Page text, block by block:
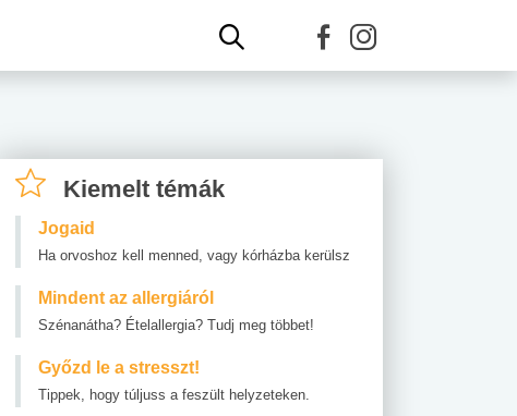
Kiemelt témák
Jogaid
Ha orvoshoz kell menned, vagy kórházba kerülsz
Mindent az allergiáról
Szénanátha? Ételallergia? Tudj meg többet!
Győzd le a stresszt!
Tippek, hogy túljuss a feszült helyzeteken.